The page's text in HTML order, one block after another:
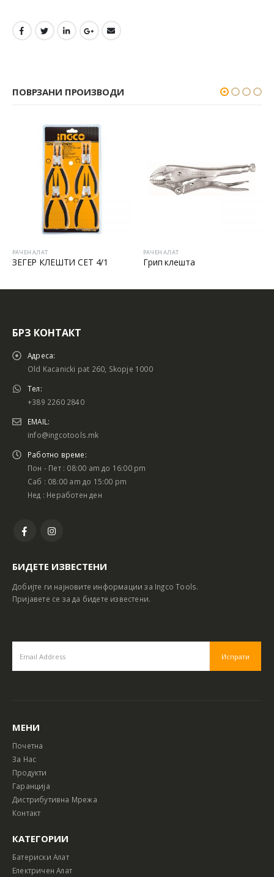
ПОВРЗАНИ ПРОИЗВОДИ
РАЧЕН АЛАТ
ЗЕГЕР КЛЕШТИ СЕТ 4/1
РАЧЕН АЛАТ
Грип клешта
БРЗ КОНТАКТ
Адреса:
Old Kacanicki pat 260, Skopje 1000
Тел:
+389 2260 2840
EMAIL:
info@ingcotools.mk
Работно време:
Пон - Пет : 08:00 am до 16:00 pm
Саб : 08:00 am до 15:00 pm
Нед : Неработен ден
БИДЕТЕ ИЗВЕСТЕНИ
Добијте ги најновите информации за Ingco Tools.
Пријавете се за да бидете известени.
МЕНИ
Почетна
За Нас
Продукти
Гаранција
Дистрибутивна Мрежа
Контакт
КАТЕГОРИИ
Батериски Алат
Електричен Алат